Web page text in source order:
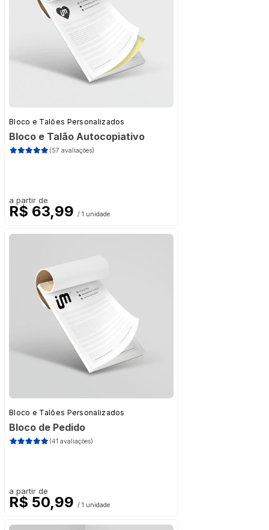
Bloco e Talões Personalizados
Bloco e Talão Autocopiativo
(57 avaliações)
a partir de
R$ 63,99 / 1 unidade
Bloco e Talões Personalizados
Bloco de Pedido
(41 avaliações)
a partir de
R$ 50,99 / 1 unidade